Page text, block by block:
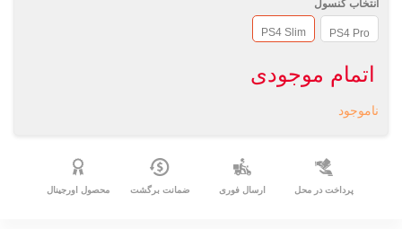
انتخاب کنسول
PS4 Pro
PS4 Slim
اتمام موجودی
ناموجود
پرداخت در محل ارسال فوری ضمانت برگشت محصول اورجینال